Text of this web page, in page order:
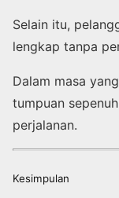
Selain itu,
lengkap tanpa
Dalam masa
tumpuan
perjalanan.
Kesimpulan